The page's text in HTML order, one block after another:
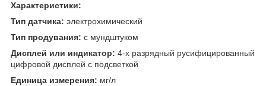
Характеристики:
Тип датчика: электрохимический
Тип продувания: с мундштуком
Дисплей или индикатор: 4-х разрядный русифицированный
цифровой дисплей с подсветкой
Единица измерения: мг/л